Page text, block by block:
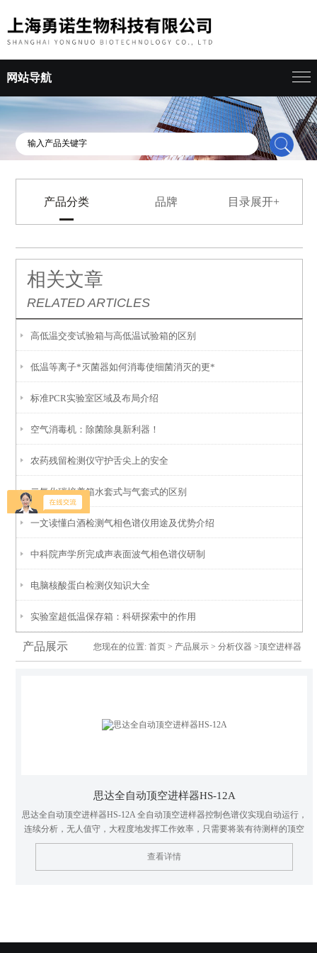
网站导航
产品分类 品牌 目录展开+
相关文章
RELATED ARTICLES
高低温交变试验箱与高低温试验箱的区别
低温等离子*灭菌器如何消毒使细菌消灭的更*
标准PCR实验室区域及布局介绍
空气消毒机：除菌除臭新利器！
农药残留检测仪守护舌尖上的安全
二氧化碳培养箱水套式与气套式的区别
一文读懂白酒检测气相色谱仪用途及优势介绍
中科院声学所完成声表面波气相色谱仪研制
电脑核酸蛋白检测仪知识大全
实验室超低温保存箱：科研探索中的作用
产品展示 您现在的位置: 首页> 产品展示> 分析仪器 >顶空进样器
思达全自动顶空进样器HS-12A
思达全自动顶空进样器HS-12A 全自动顶空进样器控制色谱仪实现自动运行，
连续分析，无人值守，大程度地发挥工作效率，只需要将装有待测样的顶空
瓶装进顶空进样器，按一下启动按键，顶空将会按照预设的方法进行自动平
衡加热，自动加压进样，自动清扫，自动启动气相色谱运行。
查看详情